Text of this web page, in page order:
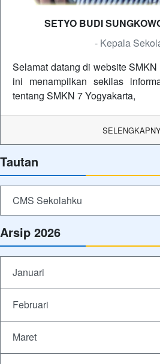
SETYO BUDI
- Kepala
Selamat datang di website
ini menampilkan sekilas
tentang SMKN 7 Yogyakarta,
Tautan
CMS Sekolahku
Arsip 2026
Januari
Februari
Maret